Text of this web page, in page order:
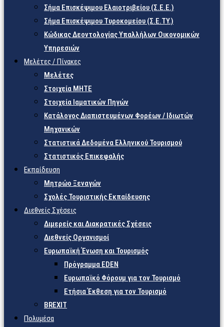
Σήμα Επισκέψιμου Ελαιοτριβείου (Σ.Ε.Ε.)
Σήμα Επισκέψιμου Τυροκομείου (Σ.Ε.TY.)
Κώδικας Δεοντολογίας Υπαλλήλων Οικονομικών
Υπηρεσιών
Μελέτες / Πίνακες
Μελέτες
Στοιχεία ΜΗΤΕ
Στοιχεία Ιαματικών Πηγών
Κατάλογος Διαπιστευμένων Φορέων / Ιδιωτών
Μηχανικών
Στατιστικά Δεδομένα Ελληνικού Τουρισμού
Στατιστικός Επικεφαλής
Εκπαίδευση
Μητρώο Ξεναγών
Σχολές Τουριστικής Εκπαίδευσης
Διεθνείς Σχέσεις
Διμερείς και Διακρατικές Σχέσεις
Διεθνείς Οργανισμοί
Ευρωπαϊκή Ένωση και Τουρισμός
Πρόγραμμα EDEN
Ευρωπαϊκό Φόρουμ για τον Τουρισμό
Ετήσια Έκθεση για τον Τουρισμό
BREXIT
Πολυμέσα